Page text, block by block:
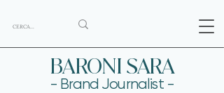
BARONI SARA
- Brand Journalist -